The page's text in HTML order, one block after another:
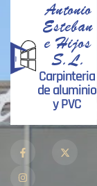
Antonio
Esteban
e Hijos
S.L.
Carpinteria
de aluminio
y PVC